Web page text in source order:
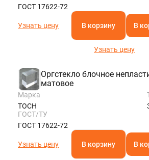
ГОСТ 17622-72
Узнать цену В корзину В
Узнать цену
Оргстекло блочное
матовое
Марка
ТОСН
ГОСТ/ТУ
ГОСТ 17622-72
Узнать цену В корзину В